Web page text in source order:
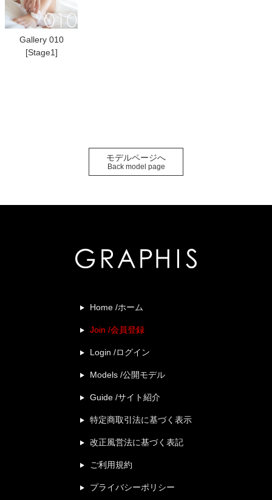
Gallery 010
[Stage1]
モデルページへ
Back model page
Home /ホーム
Join /会員登録
Login /ログイン
Models /公開モデル
Guide /サイト紹介
特定商取引法に基づく表示
改正風営法に基づく表記
ご利用規約
プライバシーポリシー